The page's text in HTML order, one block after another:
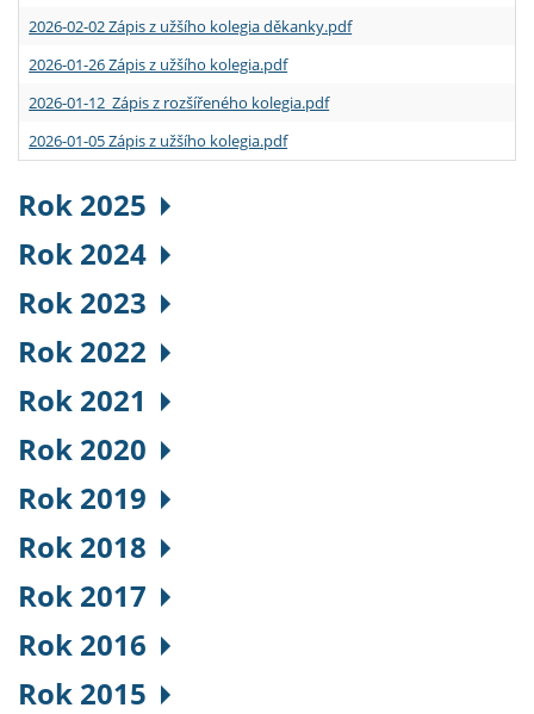
2026-02-02 Zápis z užšího kolegia děkanky.pdf
2026-01-26 Zápis z užšího kolegia.pdf
2026-01-12 Zápis z rozšířeného kolegia.pdf
2026-01-05 Zápis z užšího kolegia.pdf
Rok 2025
Rok 2024
Rok 2023
Rok 2022
Rok 2021
Rok 2020
Rok 2019
Rok 2018
Rok 2017
Rok 2016
Rok 2015